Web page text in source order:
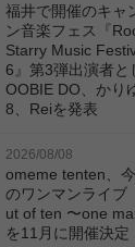
福井で開催のキャ
ン音楽フェス『
Starry Music
6』第3弾出演者と
OOBIE DO、かり
8、Reiを発表
2026/08/08
omeme tenten、
のワンマンライブ
ut of ten 〜one
を11月に開催決定